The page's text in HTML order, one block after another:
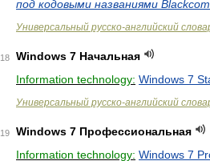
под кодовыми названиями
Универсальный русско-английский
18
Windows 7 Начальная
Information technology: Windows 7
Универсальный русско-английский
19
Windows 7 Профессиональная
Information technology: Windows 7